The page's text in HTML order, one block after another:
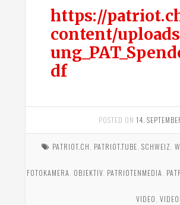
https://
content/
df
POSTED ON 14.
PATRIOT.CH PATRIOT.TUBE SCHWEIZ
FOTOKAMERA OBJEKTIV PATRIOTENMEDIA
VIDEO ,